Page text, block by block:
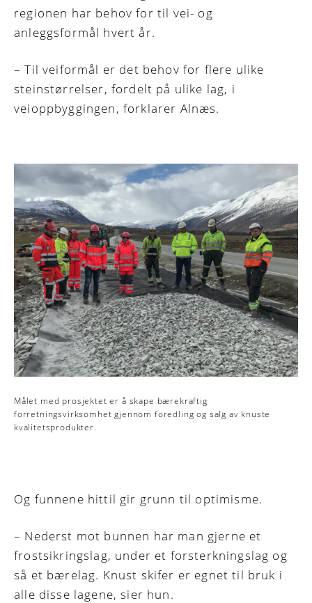
regionen har behov for til vei- og
anleggsformål hvert år.
– Til veiformål er det behov for flere ulike
steinstørrelser, fordelt på ulike lag, i
veioppbyggingen, forklarer Alnæs.
Målet med prosjektet er å skape bærekraftig
forretningsvirksomhet gjennom foredling og salg av knuste
kvalitetsprodukter.
Og funnene hittil gir grunn til optimisme.
– Nederst mot bunnen har man gjerne et
frostsikringslag, under et forsterkningslag og
så et bærelag. Knust skifer er egnet til bruk i
alle disse lagene, sier hun.